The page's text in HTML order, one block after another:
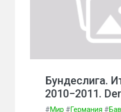
Бундеслига.
2010−2011.
#Мир #Германия #